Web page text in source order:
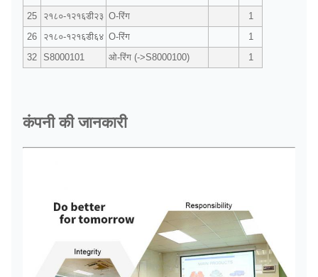
25
२१८०-१२१६डी२३ O-रिंग
1
26
२१८०-१२१६डी६४ O-रिंग
1
32
S8000101 ओ-रिंग (->S8000100) 1
कंपनी की जानकारी